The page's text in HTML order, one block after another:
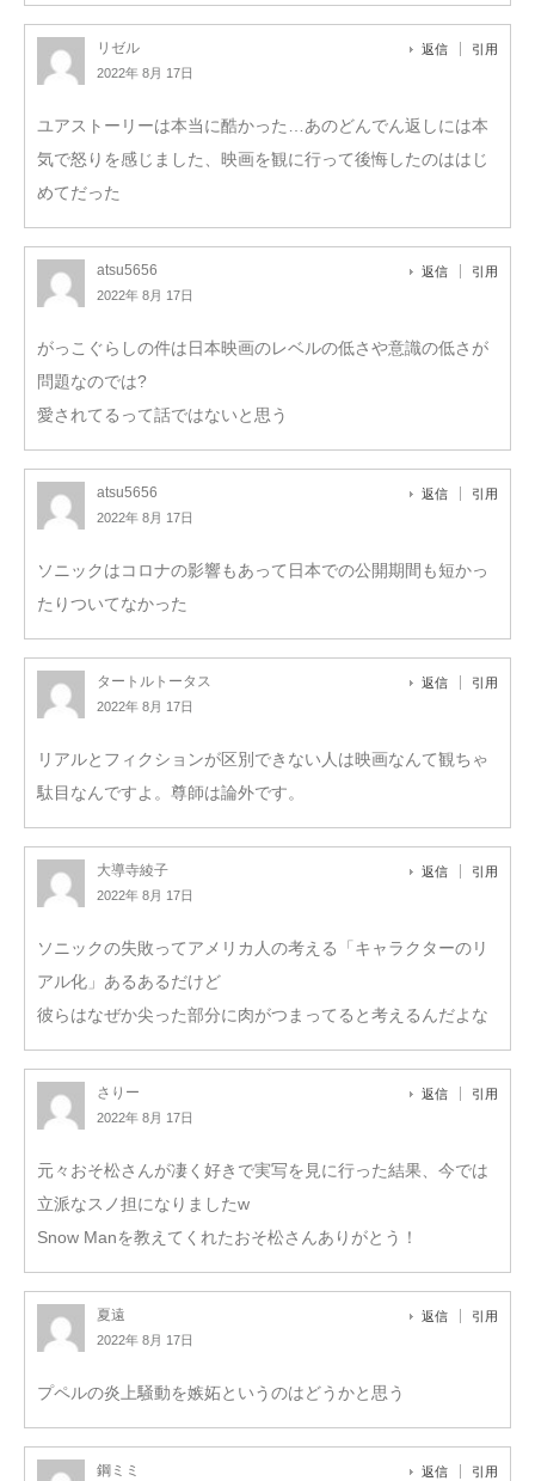
リゼル
2022年 8月 17日
返信 引用
ユアストーリーは本当に酷かった…あのどんでん返しには本
気で怒りを感じました、映画を観に行って後悔したのははじ
めてだった
atsu5656
2022年 8月 17日
返信 引用
がっこぐらしの件は日本映画のレベルの低さや意識の低さが
問題なのでは?
愛されてるって話ではないと思う
atsu5656
2022年 8月 17日
返信 引用
ソニックはコロナの影響もあって日本での公開期間も短かっ
たりついてなかった
タートルトータス
2022年 8月 17日
返信 引用
リアルとフィクションが区別できない人は映画なんて観ちゃ
駄目なんですよ。尊師は論外です。
大導寺綾子
2022年 8月 17日
返信 引用
ソニックの失敗ってアメリカ人の考える「キャラクターのリ
アル化」あるあるだけど
彼らはなぜか尖った部分に肉がつまってると考えるんだよな
さりー
2022年 8月 17日
返信 引用
元々おそ松さんが凄く好きで実写を見に行った結果、今では
立派なスノ担になりましたw
Snow Manを教えてくれたおそ松さんありがとう！
夏遠
2022年 8月 17日
返信 引用
プペルの炎上騒動を嫉妬というのはどうかと思う
鋼ミミ 返信 引用